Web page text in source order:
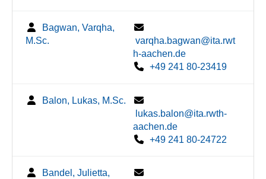
Bagwan, Varqha,
M.Sc.
varqha.bagwan@ita.rwt
h-aachen.de
+49 241 80-23419
Balon, Lukas, M.Sc.
lukas.balon@ita.rwth-
aachen.de
+49 241 80-24722
Bandel, Julietta,